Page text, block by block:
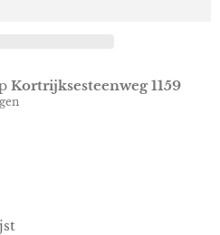
Kortrijksesteenweg 1159